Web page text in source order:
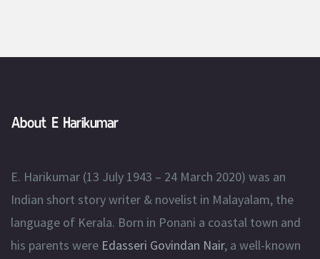
About E Harikumar
E. Harikumar (13 July 1943 – 24 March 2020) was an
Indian short story writer & novelist in Malayalam, the
language of Kerala. Born in Ponani a coastal town and
his parents were Edasseri Govindan Nair, a well-known